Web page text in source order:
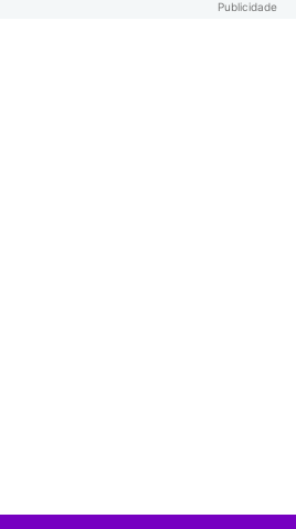
Publicidade